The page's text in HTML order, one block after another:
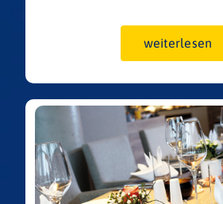
weiterlesen